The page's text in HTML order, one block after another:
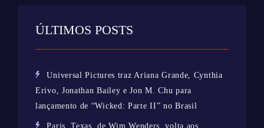
ÚLTIMOS POSTS
Universal Pictures traz Ariana Grande, Cynthia
Erivo, Jonathan Bailey e Jon M. Chu para
lançamento de “Wicked: Parte II” no Brasil
Paris, Texas, de Wim Wenders, volta aos